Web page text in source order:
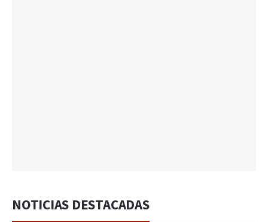
NOTICIAS DESTACADAS